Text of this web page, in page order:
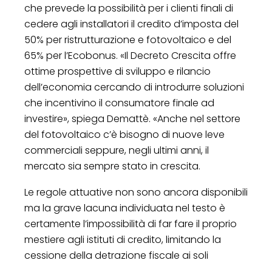
che prevede la possibilità per i clienti finali di
cedere agli installatori il credito d’imposta del
50% per ristrutturazione e fotovoltaico e del
65% per l’Ecobonus. «Il Decreto Crescita offre
ottime prospettive di sviluppo e rilancio
dell’economia cercando di introdurre soluzioni
che incentivino il consumatore finale ad
investire», spiega Demattè. «Anche nel settore
del fotovoltaico c’è bisogno di nuove leve
commerciali seppure, negli ultimi anni, il
mercato sia sempre stato in crescita.
Le regole attuative non sono ancora disponibili
ma la grave lacuna individuata nel testo è
certamente l’impossibilità di far fare il proprio
mestiere agli istituti di credito, limitando la
cessione della detrazione fiscale ai soli